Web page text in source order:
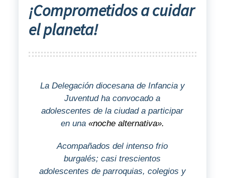
¡Comprometidos a cuidar
el planeta!
La Delegación diocesana de Infancia y
Juventud ha convocado a
adolescentes de la ciudad a participar
en una «noche alternativa».
Acompañados del intenso frio
burgalés; casi trescientos
adolescentes de parroquias, colegios y